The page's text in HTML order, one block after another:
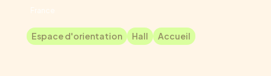
France
Espace d'orientation Hall Accueil